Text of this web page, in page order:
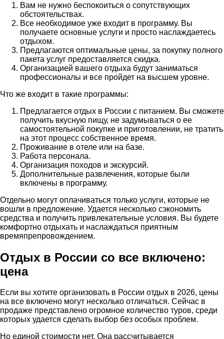
Вам не нужно беспокоиться о сопутствующих
обстоятельствах.
Все необходимое уже входит в программу. Вы
получаете основные услуги и просто наслаждаетесь
отдыхом.
Предлагаются оптимальные цены, за покупку полного
пакета услуг предоставляется скидка.
Организацией вашего отдыха будут заниматься
профессионалы и все пройдет на высшем уровне.
Что же входит в такие программы:
Предлагается отдых в России с питанием. Вы сможете
получить вкусную пищу, не задумываться о ее
самостоятельной покупке и приготовлении, не тратить
на этот процесс собственное время.
Проживание в отеле или на базе.
Работа персонала.
Организация походов и экскурсий.
Дополнительные развлечения, которые были
включены в программу.
Отдельно могут оплачиваться только услуги, которые не
вошли в предложение. Удается несколько сэкономить
средства и получить привлекательные условия. Вы будете
комфортно отдыхать и наслаждаться приятным
времяпрепровождением.
Отдых в России со все включено:
цена
Если вы хотите организовать в России отдых в 2026, цены
на все включено могут несколько отличаться. Сейчас в
продаже представлено огромное количество туров, среди
которых удается сделать выбор без особых проблем.
Но единой стоимости нет. Она рассчитывается